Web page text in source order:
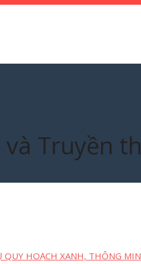
HOẠCH XANH, THÔNG
và Truyền